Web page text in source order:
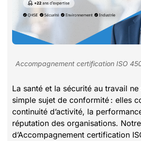
Accompagnement certification ISO
La santé et la sécurité au travail
simple sujet de conformité : elles
continuité d’activité, la
réputation des organisations.
d’Accompagnement certification